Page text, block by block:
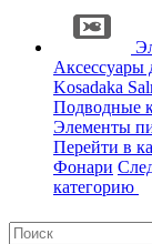
Аксессуары
Kosadaka
Подводные
Элементы
Перейти в
Фонари
категорию